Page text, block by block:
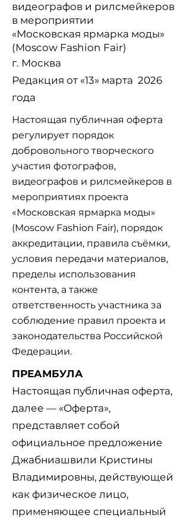
видеографов и рилсмейкеров
в мероприятии
«Московская ярмарка моды»
(Moscow Fashion Fair)
г. Москва
Редакция от «13» марта 2026
года
Настоящая публичная оферта
регулирует порядок
добровольного творческого
участия фотографов,
видеографов и рилсмейкеров в
мероприятиях проекта
«Московская ярмарка моды»
(Moscow Fashion Fair), порядок
аккредитации, правила съёмки,
условия передачи материалов,
пределы использования
контента, а также
ответственность участника за
соблюдение правил проекта и
законодательства Российской
Федерации.
ПРЕАМБУЛА
Настоящая публичная оферта,
далее — «Оферта»,
представляет собой
официальное предложение
Джабниашвили Кристины
Владимировны, действующей
как физическое лицо,
применяющее специальный